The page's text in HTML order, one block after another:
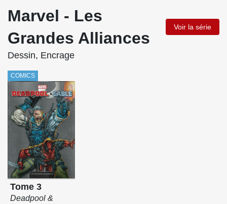
Marvel - Les
Grandes Alliances
Voir la série
Dessin, Encrage
COMICS
Tome 3
Deadpool &